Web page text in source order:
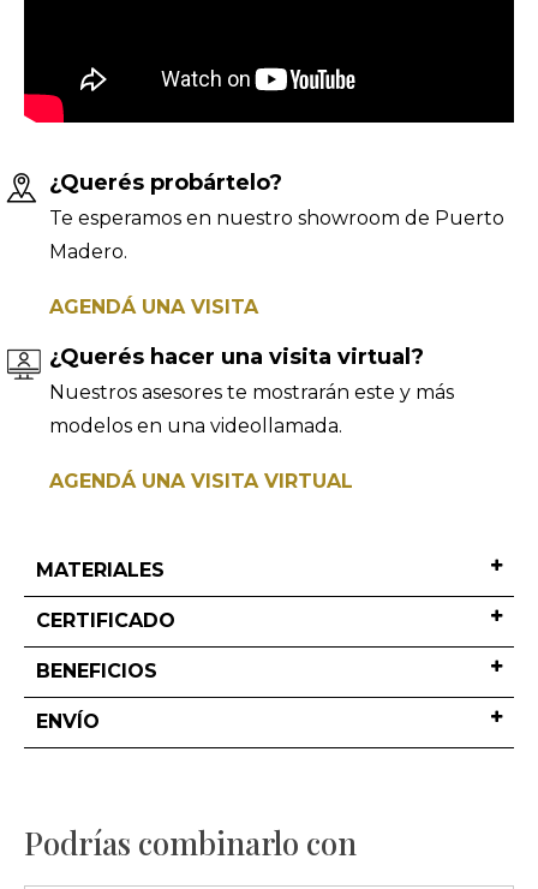
¿Querés probártelo?
Te esperamos en nuestro showroom de Puerto
Madero.
AGENDÁ UNA VISITA
¿Querés hacer una visita virtual?
Nuestros asesores te mostrarán este y más
modelos en una videollamada.
AGENDÁ UNA VISITA VIRTUAL
MATERIALES
CERTIFICADO
BENEFICIOS
ENVÍO
Podrías combinarlo con